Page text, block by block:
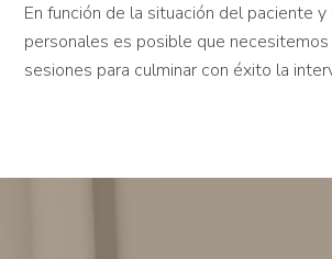
En función de la situación del paciente
personales es posible que necesitemos
sesiones para culminar con éxito la